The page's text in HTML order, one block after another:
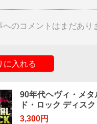
へのコメントはまだあり
に入れる
90年代ヘヴィ・メタ
ド・ロック ディス
3,300円